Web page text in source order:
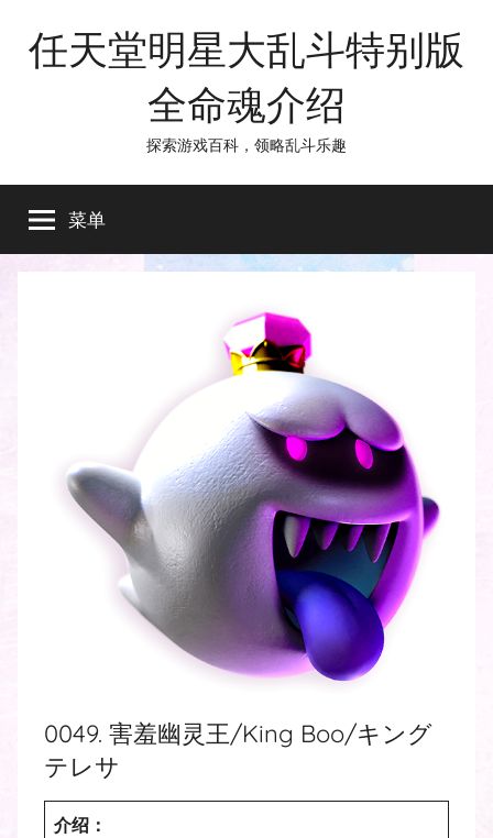
任天堂明星大乱斗特别版
全命魂介绍
探索游戏百科，领略乱斗乐趣
菜单
0049. 害羞幽灵王/King Boo/キング
テレサ
介绍：